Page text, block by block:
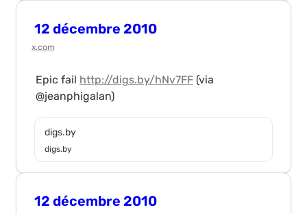
12 décembre 2010
x.com
Epic fail http://digs.by/hNv7FF (via
@jeanphigalan)
digs.by
digs.by
12 décembre 2010